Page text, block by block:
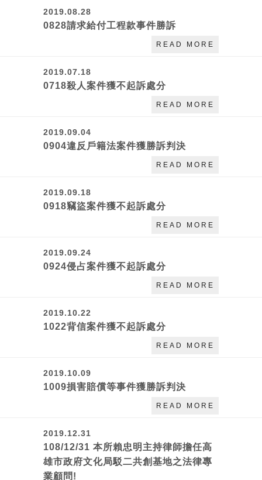
2019.08.28
0828請求給付工程款事件勝訴
READ MORE
2019.07.18
0718殺人案件獲不起訴處分
READ MORE
2019.09.04
0904違反戶籍法案件獲勝訴判決
READ MORE
2019.09.18
0918竊盜案件獲不起訴處分
READ MORE
2019.09.24
0924侵占案件獲不起訴處分
READ MORE
2019.10.22
1022背信案件獲不起訴處分
READ MORE
2019.10.09
1009損害賠償等事件獲勝訴判決
READ MORE
2019.12.31
108/12/31 本所賴忠明主持律師擔任高
雄市政府文化局駁二共創基地之法律專
業顧問!